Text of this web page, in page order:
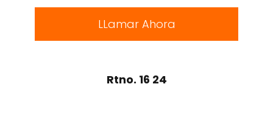
LLamar Ahora
Rtno. 16 24